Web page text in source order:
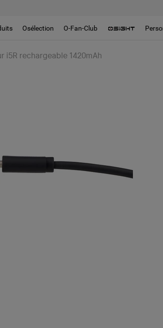
Osélection O-Fan-Club
i5R rechargeable 1420mAh